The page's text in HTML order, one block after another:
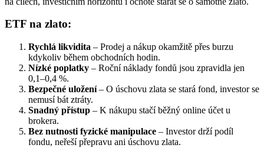
ETF na zlato:
Rychlá likvidita – Prodej a nákup okamžitě přes burzu
kdykoliv během obchodních hodin.
Nízké poplatky – Roční náklady fondů jsou zpravidla jen
0,1–0,4 %.
Bezpečné uložení– O úschovu zlata se stará fond, investor se
nemusí bát ztráty.
Snadný přístup – K nákupu stačí běžný online účet u
brokera.
Bez nutnosti fyzické manipulace – Investor drží podíl
fondu, neřeší přepravu ani úschovu zlata.